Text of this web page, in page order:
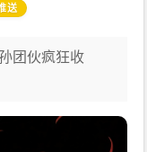
送
团伙疯狂收